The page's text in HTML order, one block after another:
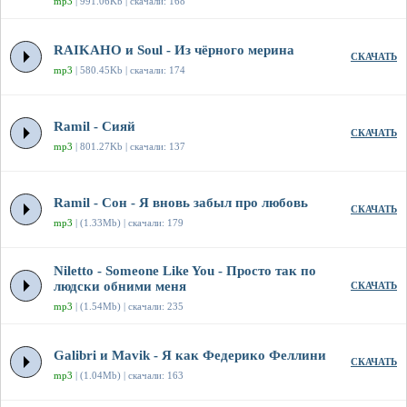
RAIKAHO и Soul - Из чёрного мерина
mp3 | 580.45Kb | скачали: 174
СКАЧАТЬ
Ramil - Сияй
mp3 | 801.27Kb | скачали: 137
СКАЧАТЬ
Ramil - Сон - Я вновь забыл про любовь
mp3 | (1.33Mb) | скачали: 179
СКАЧАТЬ
Niletto - Someone Like You - Просто так по
людски обними меня
mp3 | (1.54Mb) | скачали: 235
СКАЧАТЬ
Galibri и Mavik - Я как Федерико Феллини
mp3 | (1.04Mb) | скачали: 163
СКАЧАТЬ